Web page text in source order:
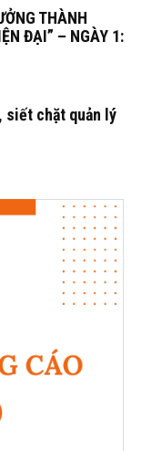
THÀNH
ĐẠI” – NGÀY 1:
siết chặt quản lý